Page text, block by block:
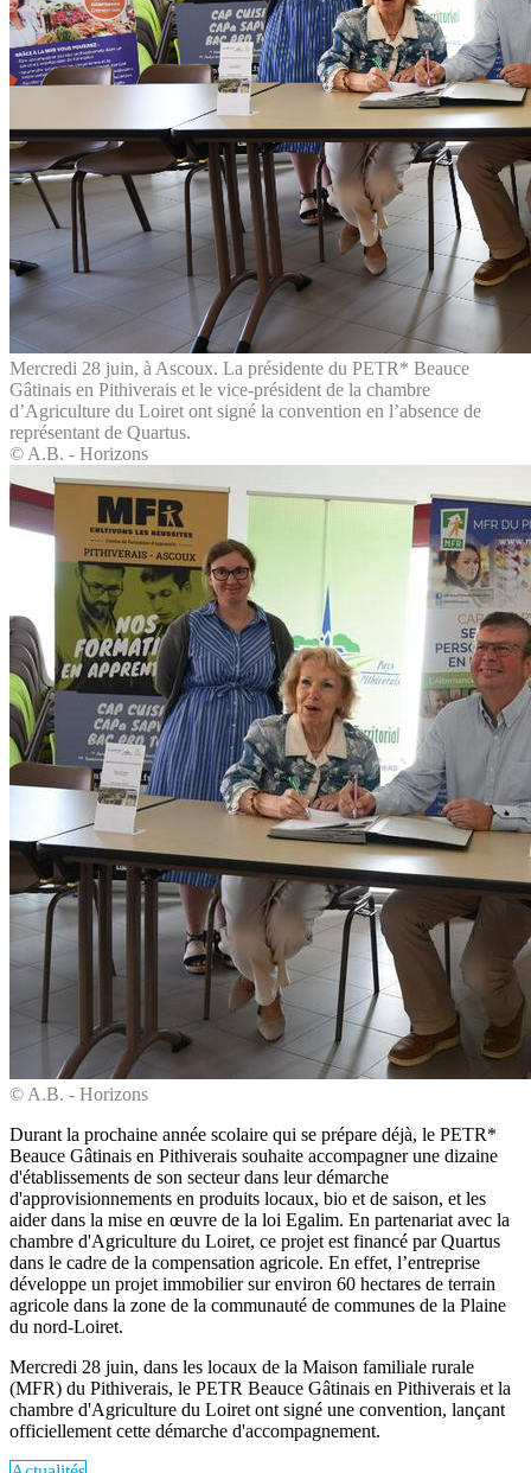
Mercredi 28 juin, à Ascoux. La présidente du PETR* Beauce
Gâtinais en Pithiverais et le vice-président de la chambre
d’Agriculture du Loiret ont signé la convention en l’absence de
représentant de Quartus.
© A.B. - Horizons
© A.B. - Horizons
Durant la prochaine année scolaire qui se prépare déjà, le PETR*
Beauce Gâtinais en Pithiverais souhaite accompagner une dizaine
d'établissements de son secteur dans leur démarche
d'approvisionnements en produits locaux, bio et de saison, et les
aider dans la mise en œuvre de la loi Egalim. En partenariat avec la
chambre d'Agriculture du Loiret, ce projet est financé par Quartus
dans le cadre de la compensation agricole. En effet, l’entreprise
développe un projet immobilier sur environ 60 hectares de terrain
agricole dans la zone de la communauté de communes de la Plaine
du nord-Loiret.
Mercredi 28 juin, dans les locaux de la Maison familiale rurale
(MFR) du Pithiverais, le PETR Beauce Gâtinais en Pithiverais et la
chambre d'Agriculture du Loiret ont signé une convention, lançant
officiellement cette démarche d'accompagnement.